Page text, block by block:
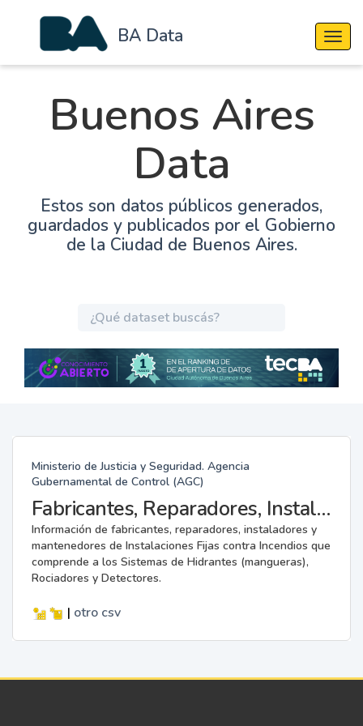
BA Data
Buenos Aires
Data
Estos son datos públicos generados,
guardados y publicados por el Gobierno
de la Ciudad de Buenos Aires.
Ministerio de Justicia y Seguridad. Agencia
Gubernamental de Control (AGC)
Fabricantes, Reparadores, Instaladores y Mantenedores de Instalaciones Fijas contra Incendios.
Información de fabricantes, reparadores, instaladores y
mantenedores de Instalaciones Fijas contra Incendios que
comprende a los Sistemas de Hidrantes (mangueras),
Rociadores y Detectores.
| otro csv